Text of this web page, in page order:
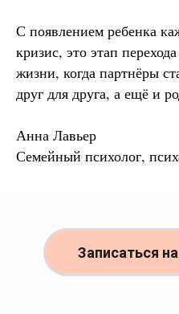
С появлением ребенка
кризис, это этап
жизни, когда партнёры
друг для друга, а ещё и
Анна Лавьер
Семейный психолог,
Записаться